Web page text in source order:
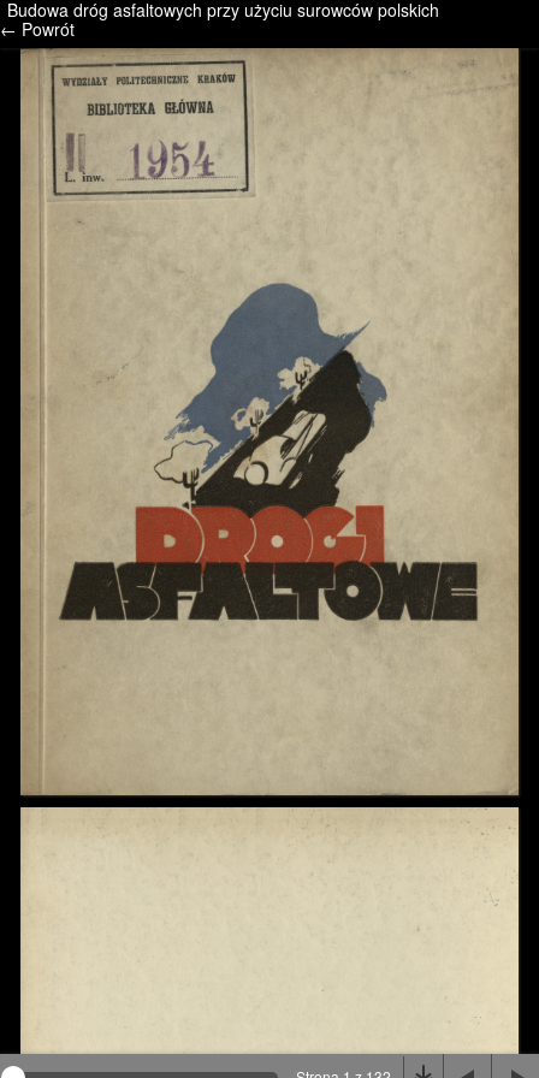
/* */ /* */ /* pliki_strona_po_stronie */
Budowa dróg asfaltowych przy użyciu surowców polskich
← Powrót
Na stronie wykorzystywane są pliki cookie, bądź
podobne rozwiązania. Aby poznać szczegóły zapoznaj
Rozumiem